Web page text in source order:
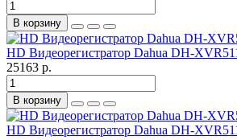
В корзину
HD Видеорегистратор Dahua DH-
25163 р.
В корзину
HD Видеорегистратор Dahua DH-